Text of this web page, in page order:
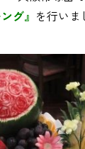
グ』 を行いま